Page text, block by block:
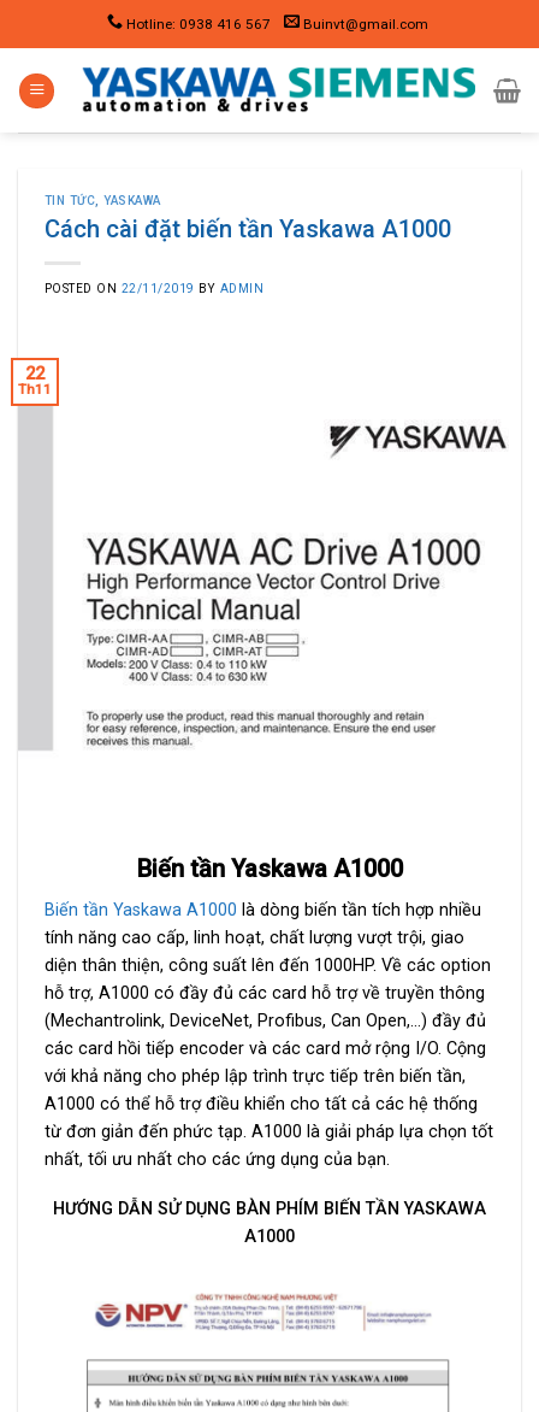
content
Hotline: 0938 416 567 Buinvt@gmail.com
TIN TỨC ,YASKAWA
Cách cài đặt biến tần Yaskawa A1000
POSTED ON 22/11/2019 BY ADMIN
22
Th11
Biến tần Yaskawa A1000
Biến tần Yaskawa A1000 là dòng biến tần tích hợp nhiều
tính năng cao cấp, linh hoạt, chất lượng vượt trội, giao
diện thân thiện, công suất lên đến 1000HP. Về các option
hỗ trợ, A1000 có đầy đủ các card hỗ trợ về truyền thông
(Mechantrolink, DeviceNet, Profibus, Can Open,…) đầy đủ
các card hồi tiếp encoder và các card mở rộng I/O. Cộng
với khả năng cho phép lập trình trực tiếp trên biến tần,
A1000 có thể hỗ trợ điều khiển cho tất cả các hệ thống
từ đơn giản đến phức tạp. A1000 là giải pháp lựa chọn tốt
nhất, tối ưu nhất cho các ứng dụng của bạn.
HƯỚNG DẪN SỬ DỤNG BÀN PHÍM BIẾN TẦN YASKAWA
A1000